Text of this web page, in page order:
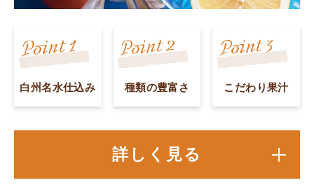
白州名水仕込み 種類の豊富さ こだわり果汁
詳しく見る